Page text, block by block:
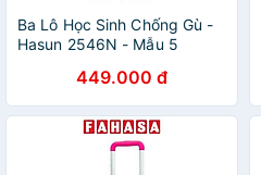
Ba Lô Học Sinh Chống Gù -
Hasun 2546N - Mẫu 5
449.000 đ